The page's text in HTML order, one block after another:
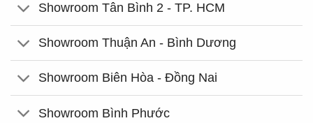
Showroom Tân Bình 2 - TP. HCM
Showroom Thuận An - Bình Dương
Showroom Biên Hòa - Đồng Nai
Showroom Bình Phước